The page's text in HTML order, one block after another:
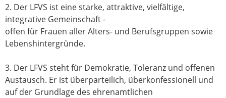
2. Der LFVS ist eine starke, attraktive, vielfältige,
integrative Gemeinschaft -
offen für Frauen aller Alters- und Berufsgruppen sowie
Lebenshintergründe.
3. Der LFVS steht für Demokratie, Toleranz und offenen
Austausch. Er ist überparteilich, überkonfessionell und
auf der Grundlage des ehrenamtlichen